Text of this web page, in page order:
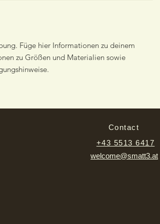
Füge hier Informationen zu deinem
zu Größen und Materialien sowie
Contact
+43 5513 6417
welcome@smatt3.at